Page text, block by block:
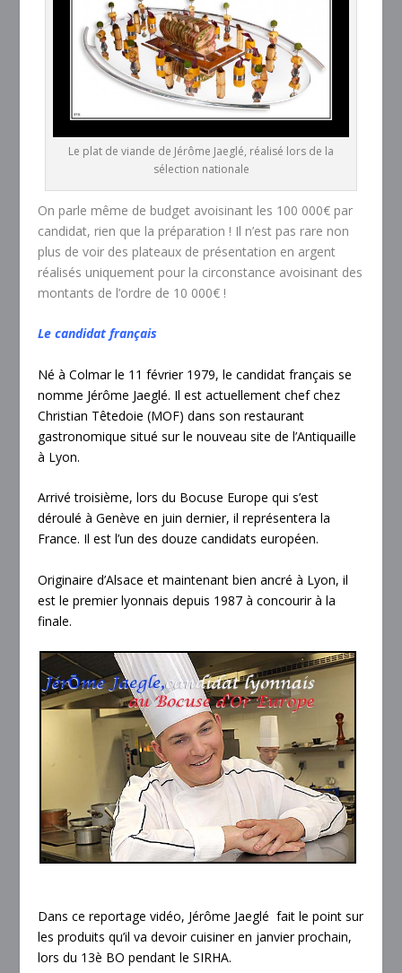
Le plat de viande de Jérôme Jaeglé, réalisé lors de la
sélection nationale
On parle même de budget avoisinant les 100 000€ par
candidat, rien que la préparation ! Il n’est pas rare non
plus de voir des plateaux de présentation en argent
réalisés uniquement pour la circonstance avoisinant des
montants de l’ordre de 10 000€ !
Le candidat français
Né à Colmar le 11 février 1979, le candidat français se
nomme Jérôme Jaeglé. Il est actuellement chef chez
Christian Têtedoie (MOF) dans son restaurant
gastronomique situé sur le nouveau site de l’Antiquaille
à Lyon.
Arrivé troisième, lors du Bocuse Europe qui s’est
déroulé à Genève en juin dernier, il représentera la
France. Il est l’un des douze candidats européen.
Originaire d’Alsace et maintenant bien ancré à Lyon, il
est le premier lyonnais depuis 1987 à concourir à la
finale.
Dans ce reportage vidéo, Jérôme Jaeglé fait le point sur
les produits qu’il va devoir cuisiner en janvier prochain,
lors du 13è BO pendant le SIRHA.